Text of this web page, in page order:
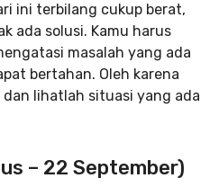
ini terbilang cukup berat,
ada solusi. Kamu harus
masalah yang ada
bertahan. Oleh karena
lihatlah situasi yang ada
– 22 September)